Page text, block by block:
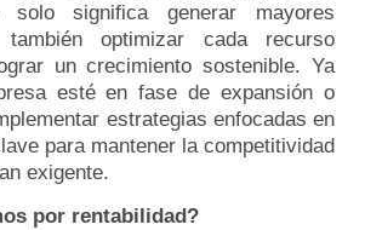
solo significa generar mayores
optimizar cada recurso
un crecimiento sostenible. Ya
esté en fase de expansión o
estrategias enfocadas en
para mantener la competitividad
exigente.
por rentabilidad?